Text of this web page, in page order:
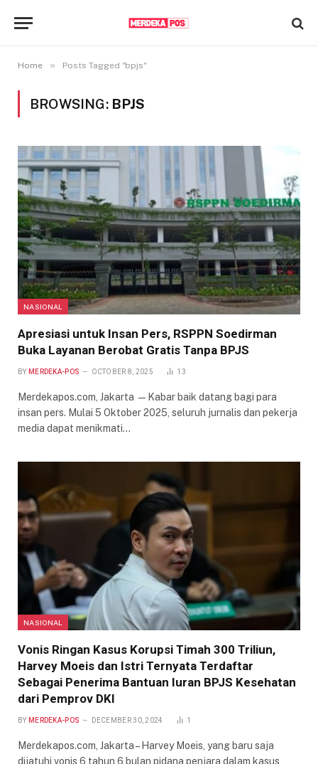
Home » Posts Tagged "bpjs"
BROWSING: BPJS
NASIONAL
Apresiasi untuk Insan Pers, RSPPN Soedirman
Buka Layanan Berobat Gratis Tanpa BPJS
BY MERDEKA-POS OCTOBER 8, 2025 13
Merdekapos.com, Jakarta —Kabar baik datang bagi para
insan pers. Mulai 5 Oktober 2025, seluruh jurnalis dan pekerja
media dapat menikmati…
NASIONAL
Vonis Ringan Kasus Korupsi Timah 300 Triliun,
Harvey Moeis dan Istri Ternyata Terdaftar
Sebagai Penerima Bantuan Iuran BPJS Kesehatan
dari Pemprov DKI
BY MERDEKA-POS DECEMBER 30, 2024 1
Merdekapos.com, Jakarta – Harvey Moeis, yang baru saja
dijatuhi vonis 6 tahun 6 bulan pidana penjara dalam kasus